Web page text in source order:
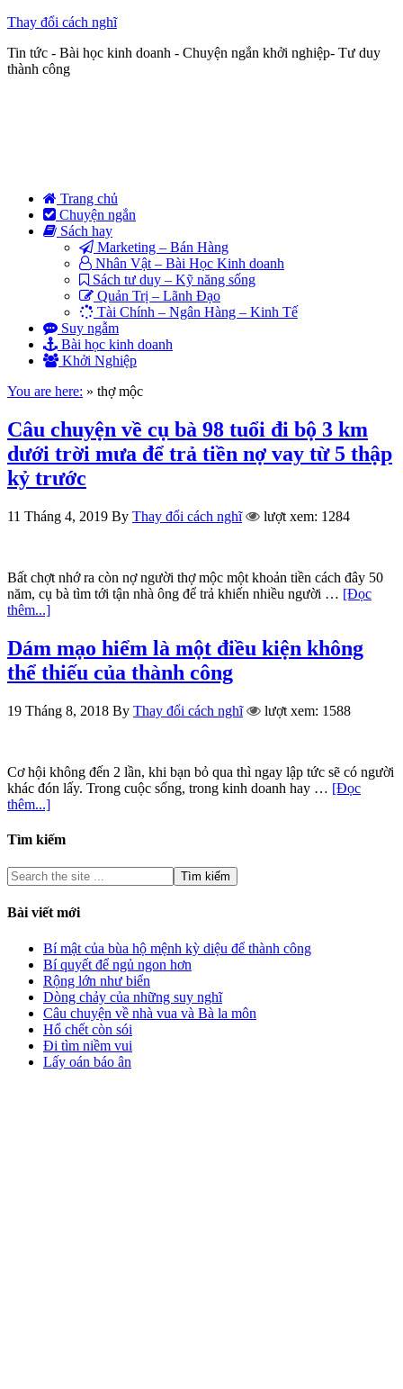
Thay đổi cách nghĩ
Tin tức - Bài học kinh doanh - Chuyện ngắn khởi nghiệp- Tư duy
thành công
Trang chủ
Chuyện ngắn
Sách hay
Marketing – Bán Hàng
Nhân Vật – Bài Học Kinh doanh
Sách tư duy – Kỹ năng sống
Quản Trị – Lãnh Đạo
Tài Chính – Ngân Hàng – Kinh Tế
Suy ngẫm
Bài học kinh doanh
Khởi Nghiệp
You are here: » thợ mộc
Câu chuyện về cụ bà 98 tuổi đi bộ 3 km
dưới trời mưa để trả tiền nợ vay từ 5 thập
kỷ trước
11 Tháng 4, 2019 By Thay đổi cách nghĩ lượt xem: 1284
Bất chợt nhớ ra còn nợ người thợ mộc một khoản tiền cách đây 50
năm, cụ bà tìm tới tận nhà ông để trả khiến nhiều người … [Đọc
thêm...]
Dám mạo hiểm là một điều kiện không
thể thiếu của thành công
19 Tháng 8, 2018 By Thay đổi cách nghĩ lượt xem: 1588
Cơ hội không đến 2 lần, khi bạn bỏ qua thì ngay lập tức sẽ có người
khác đón lấy. Trong cuộc sống, trong kinh doanh hay … [Đọc
thêm...]
Tìm kiếm
Bài viết mới
Bí mật của bùa hộ mệnh kỳ diệu để thành công
Bí quyết để ngủ ngon hơn
Rộng lớn như biển
Dòng chảy của những suy nghĩ
Câu chuyện về nhà vua và Bà la môn
Hổ chết còn sói
Đi tìm niềm vui
Lấy oán báo ân